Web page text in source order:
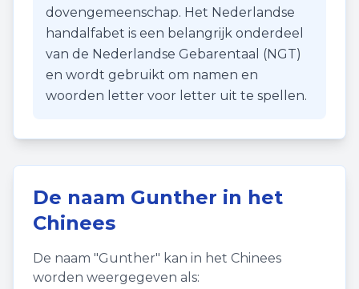
dovengemeenschap. Het Nederlandse
handalfabet is een belangrijk onderdeel
van de Nederlandse Gebarentaal (NGT)
en wordt gebruikt om namen en
woorden letter voor letter uit te spellen.
De naam Gunther in het
Chinees
De naam "Gunther" kan in het Chinees
worden weergegeven als: